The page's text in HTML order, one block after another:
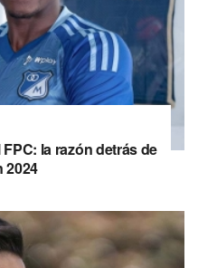
la razón detrás de
2024